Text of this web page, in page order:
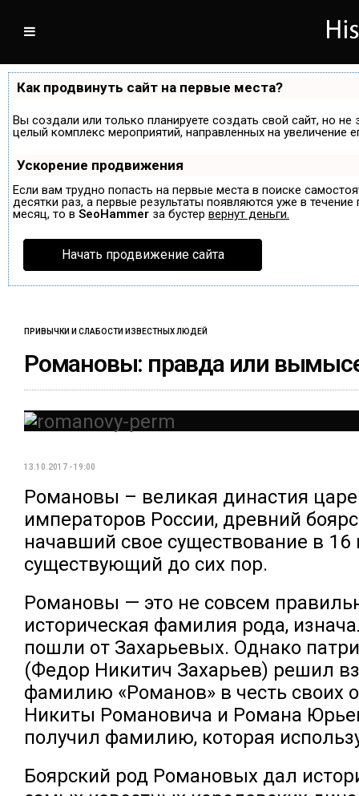
Как продвинуть сайт на первые места?
Вы создали или только планируете создать свой сайт, но
целый комплекс мероприятий, направленных на
Ускорение продвижения
Если вам трудно попасть на первые места в поиске
десятки раз, а первые результаты появляются уже в
месяц, то в SeoHammer за бустер вернут деньги.
Начать продвижение сайта
ПРИВЫЧКИ И СЛАБОСТИ ИЗВЕСТНЫХ ЛЮДЕЙ
Романовы: правда или
13.10.2017 - 19:00
Романовы – великая династия
императоров России, древний
начавший свое существование в 16
существующий до сих пор.
Романовы — это не совсем
историческая фамилия рода,
пошли от Захарьевых. Однако
(Федор Никитич Захарьев) решил
фамилию «Романов» в честь своих
Никиты Романовича и Романа
получил фамилию, которая
Боярский род Романовых дал